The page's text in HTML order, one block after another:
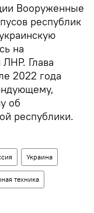
Вооруженные
республик
на
Глава
2022 года
об
республики.
Украина
техника